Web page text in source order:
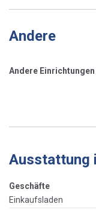
Andere
Andere Einrichtungen
Ausstattung
Geschäfte
Einkaufsladen